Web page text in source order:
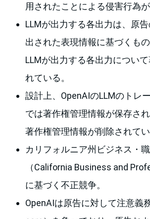
用されたことによる侵害行為が
LLMが出力する各出力は、原
出された表現情報に基づくもの
LLMが出力する各出力につい
れている。
設計上、OpenAIのLLMのトレ
では著作権管理情報が保存され
著作権管理情報が削除されてい
カリフォルニア州ビジネス・
（California Business and
に基づく不正競争。
OpenAIは原告に対して注意義